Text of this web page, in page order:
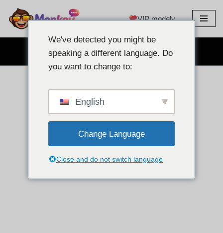
Prejsť
na
VIP modely
BEZPLATNÝ WEBOVÝ CHAT
We've detected you might be
speaking a different language. Do
you want to change to:
English
Change Language
Close and do not switch language